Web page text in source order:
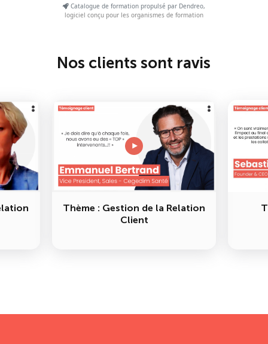
Catalogue de formation propulsé par Dendreo,
logiciel conçu pour les organismes de formation
Nos clients sont ravis
Thème : Gestion de la Relation
Client